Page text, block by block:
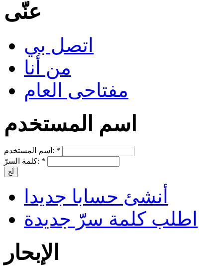
عنّى
اتصل بي
من أنا
مفتاحى العام
اسم المستخدم
اسم المستخدم: *
كلمة السرّ: *
أنشئ حسابا جديدا
اطلب كلمة سرّّ جديدة
الإبحار